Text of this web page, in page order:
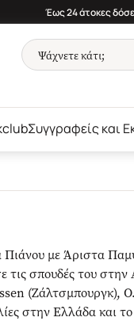
Έως 24 άτοκες
Συγγραφείς και
με Άριστα
σπουδές του
(Ζάλτσμπουργκ),
στην Ελλάδα και